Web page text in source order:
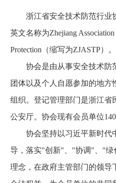
浙江省安全技术防范行业协
英文名称为Zhejiang
Protection（缩写为ZJASTP）。
协会是由从事安全技术防
团体以及个人自愿参加的地方
组织。登记管理部门是浙江省
公安厅。协会现有会员单位
协会坚持以习近平新时代
导，落实"创新"、"协调"、"
理念，在政府主管部门的领导